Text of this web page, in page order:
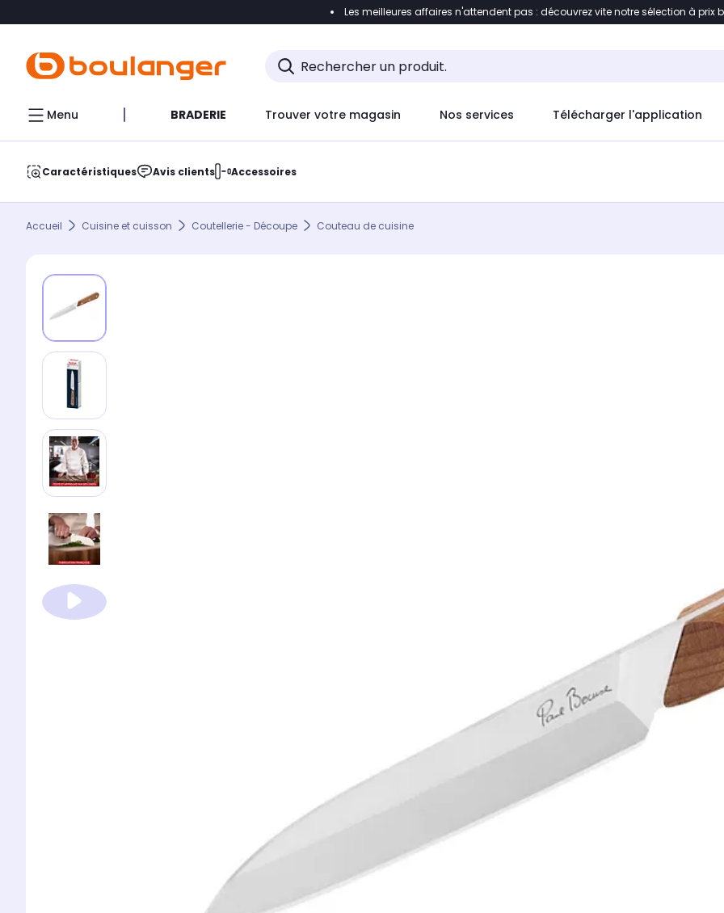
Accéder directement au contenu Accéder directement au pied de
Les meilleures affaires n'attendent pas : découvrez vite notre sélection à prix
Menu BRADERIE Trouver votre magasin Nos services Télécharger l'application
Caractéristiques Avis clients Accessoires
Accueil Cuisine et cuisson Coutellerie - Découpe Couteau de cuisine